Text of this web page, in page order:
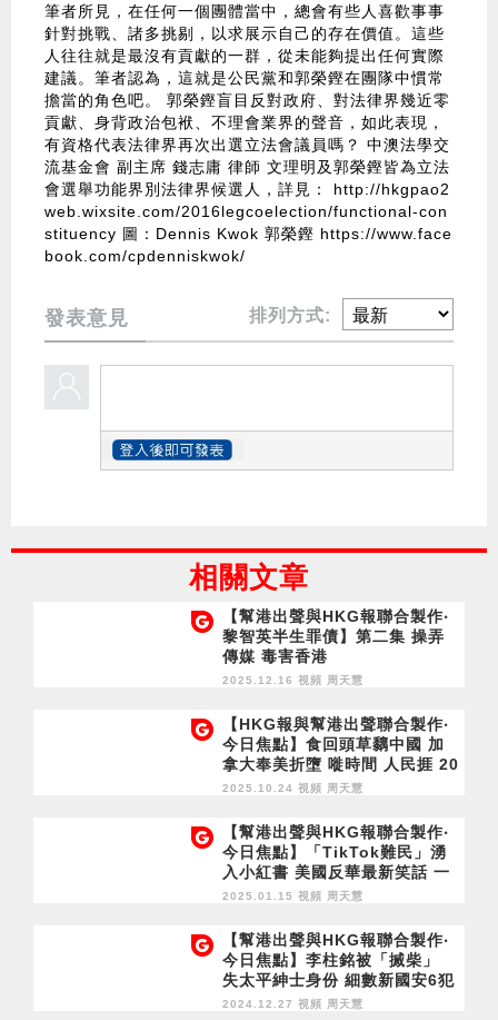
筆者所見，在任何一個團體當中，總會有些人喜歡事事
針對挑戰、諸多挑剔，以求展示自己的存在價值。這些
人往往就是最沒有貢獻的一群，從未能夠提出任何實際
建議。筆者認為，這就是公民黨和郭榮鏗在團隊中慣常
擔當的角色吧。 郭榮鏗盲目反對政府、對法律界幾近零
貢獻、身背政治包袱、不理會業界的聲音，如此表現，
有資格代表法律界再次出選立法會議員嗎？ 中澳法學交
流基金會 副主席 錢志庸 律師 文理明及郭榮鏗皆為立法
會選舉功能界別法律界候選人，詳見： http://hkgpao2
web.wixsite.com/2016legcoelection/functional-con
stituency 圖：Dennis Kwok 郭榮鏗 https://www.face
book.com/cpdenniskwok/
發表意見 排列方式:
相關文章
【幫港出聲與HKG報聯合製作‧
黎智英半生罪債】第二集 操弄
傳媒 毒害香港
2025.12.16 視頻 周天慧
【HKG報與幫港出聲聯合製作‧
今日焦點】食回頭草黐中國 加
拿大奉美折墮 嘥時間 人民捱 20
25立法會選舉 混混亂VS平淡VS
2025.10.24 視頻 周天慧
【幫港出聲與HKG報聯合製作‧
今日焦點】「TikTok難民」湧
入小紅書 美國反華最新笑話 一
張相教你唱衰香港
2025.01.15 視頻 周天慧
【幫港出聲與HKG報聯合製作‧
今日焦點】李柱銘被「搣柴」
失太平紳士身份 細數新國安6犯
罪狀 前輩許智峯囂張攞威 其實
2024.12.27 視頻 周天慧